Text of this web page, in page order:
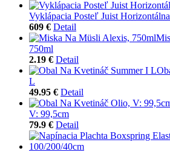
Vyklápacia Posteľ Juist
609 € Detail
750ml
2.19 € Detail
L
49.95 € Detail
V: 99,5cm
79.9 € Detail